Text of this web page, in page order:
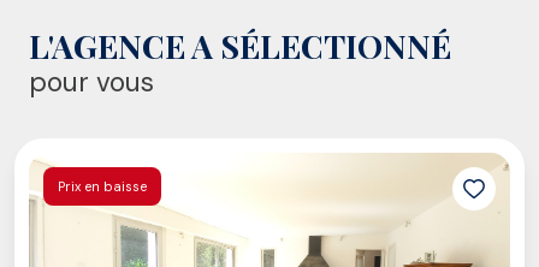
L'AGENCE A SÉLECTIONNÉ
pour vous
Prix en baisse